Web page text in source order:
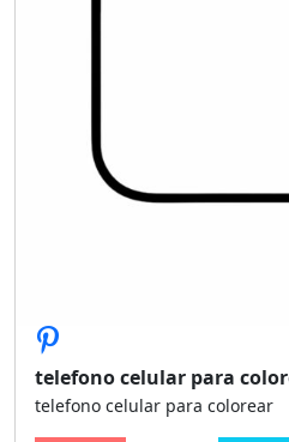
telefono celular para
telefono celular para colorear